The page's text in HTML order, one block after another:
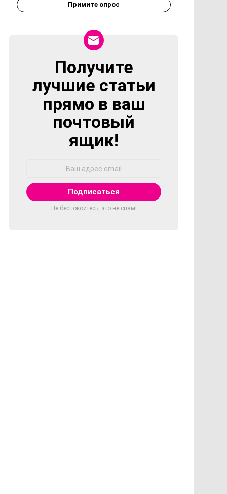
Примите опрос
NEWSLETTER
Получите
лучшие статьи
прямо в ваш
почтовый
ящик!
Не беспокойтесь, это не спам!